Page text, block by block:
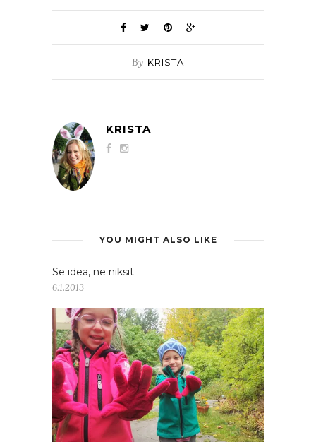
By KRISTA
KRISTA
YOU MIGHT ALSO LIKE
Se idea, ne niksit
6.1.2013